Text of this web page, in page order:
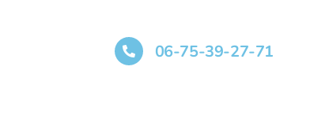
06-75-39-27-71